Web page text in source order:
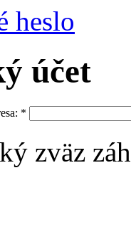
heslo
účet
*
zväz